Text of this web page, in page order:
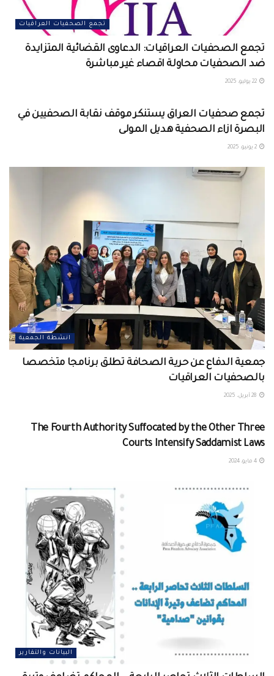
تجمع الصحفيات العراقيات
تجمع الصحفيات العراقيات: الدعاوى القضائية المتزايدة
ضد الصحفيات محاولة اقصاء غير مباشرة
تجمع صحفيات العراق يستنكر موقف نقابة الصحفيين في
البصرة ازاء الصحفية هديل المولى
انشطة الجمعية
جمعية الدفاع عن حرية الصحافة تطلق برنامجا متخصصا
بالصحفيات العراقيات
The Fourth Authority Suffocated by the Other Three
Courts Intensify Saddamist Laws
البيانات والتقارير